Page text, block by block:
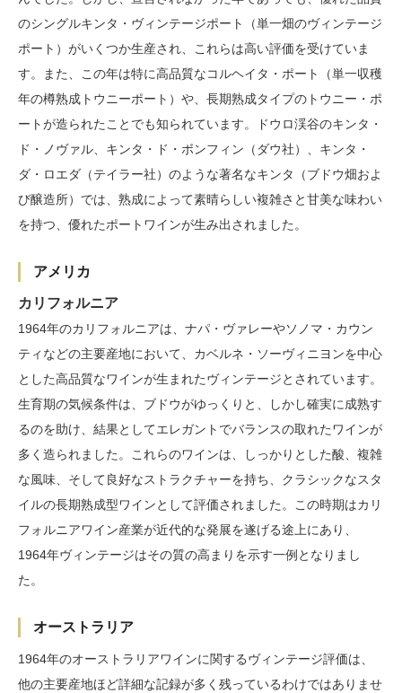
のシングルキンタ・ヴィンテージポート（単一畑のヴィンテージ
ポート）がいくつか生産され、これらは高い評価を受けていま
す。また、この年は特に高品質なコルヘイタ・ポート（単一収穫
年の樽熟成トウニーポート）や、長期熟成タイプのトウニー・ポ
ートが造られたことでも知られています。ドウロ渓谷のキンタ・
ド・ノヴァル、キンタ・ド・ボンフィン（ダウ社）、キンタ・
ダ・ロエダ（テイラー社）のような著名なキンタ（ブドウ畑およ
び醸造所）では、熟成によって素晴らしい複雑さと甘美な味わい
を持つ、優れたポートワインが生み出されました。
アメリカ
カリフォルニア
1964年のカリフォルニアは、ナパ・ヴァレーやソノマ・カウン
ティなどの主要産地において、カベルネ・ソーヴィニヨンを中心
とした高品質なワインが生まれたヴィンテージとされています。
生育期の気候条件は、ブドウがゆっくりと、しかし確実に成熟す
るのを助け、結果としてエレガントでバランスの取れたワインが
多く造られました。これらのワインは、しっかりとした酸、複雑
な風味、そして良好なストラクチャーを持ち、クラシックなスタ
イルの長期熟成型ワインとして評価されました。この時期はカリ
フォルニアワイン産業が近代的な発展を遂げる途上にあり、
1964年ヴィンテージはその質の高まりを示す一例となりまし
た。
オーストラリア
1964年のオーストラリアワインに関するヴィンテージ評価は、
他の主要産地ほど詳細な記録が多く残っているわけではありませ